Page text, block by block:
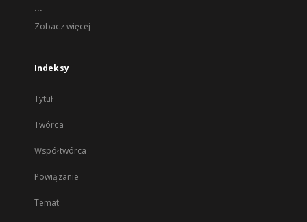
...
Zobacz więcej
Indeksy
Tytuł
Twórca
Współtwórca
Powiązanie
Temat